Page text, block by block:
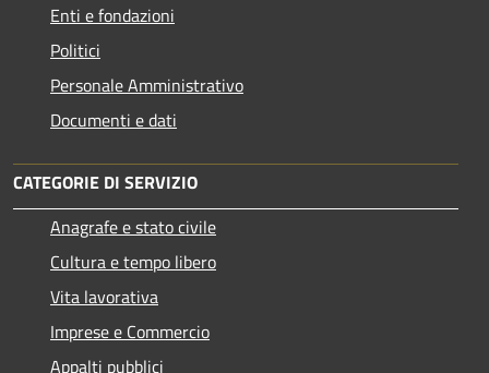
Enti e fondazioni
Politici
Personale Amministrativo
Documenti e dati
CATEGORIE DI SERVIZIO
Anagrafe e stato civile
Cultura e tempo libero
Vita lavorativa
Imprese e Commercio
Appalti pubblici